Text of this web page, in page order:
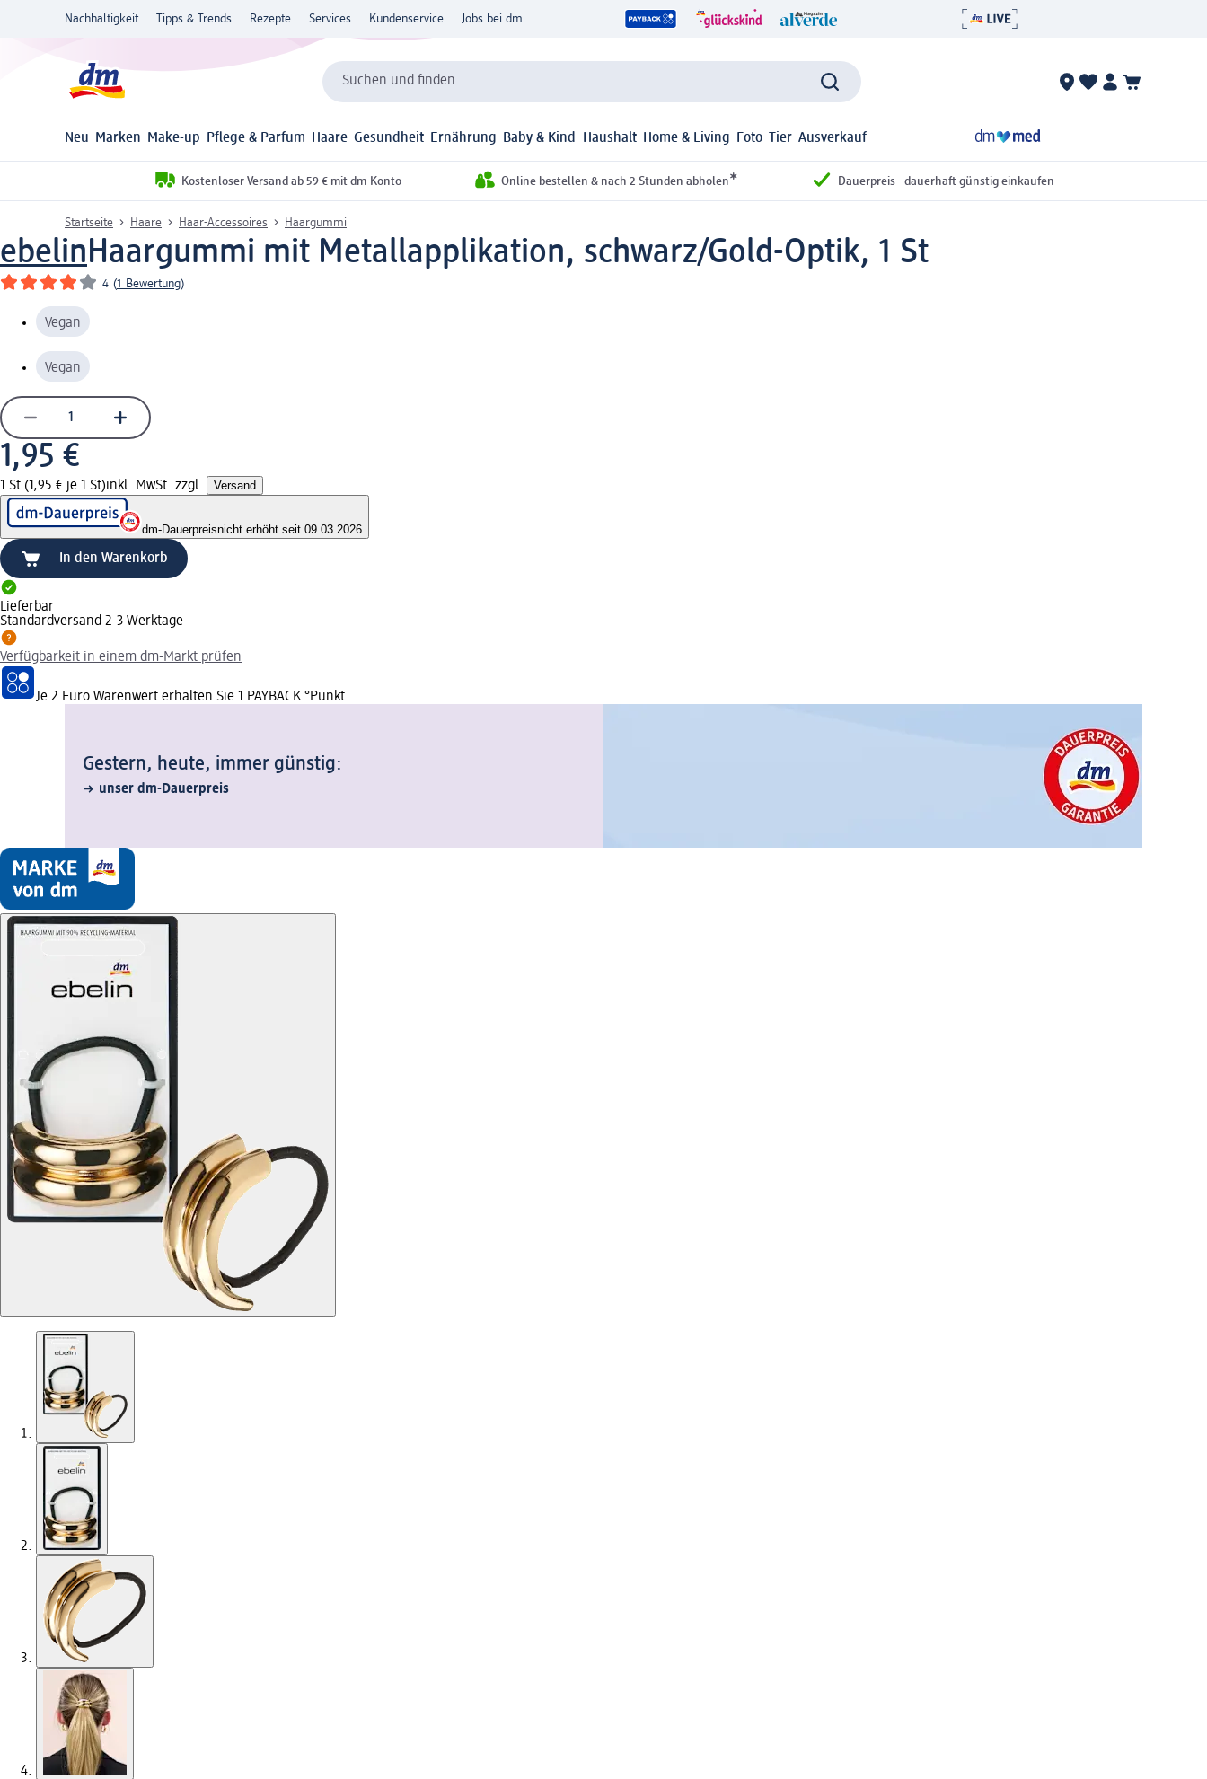
Nachhaltigkeit Tipps & Trends Rezepte Services Kundenservice Jobs bei dm
Suchen und finden
Neu Marken Make-up Pflege & Parfum Haare Gesundheit Ernährung Baby & Kind Haushalt Home & Living Foto Tier Ausverkauf
Kostenloser Versand ab 59 € mit dm-Konto Online bestellen & nach 2 Stunden abholen* Dauerpreis - dauerhaft günstig einkaufen
Startseite Haare Haar-Accessoires Haargummi
ebelinHaargummi mit Metallapplikation, schwarz/Gold-Optik, 1 St
4 (1 Bewertung)
Vegan
Vegan
1,95 €
1 St (1,95 € je 1 St)inkl. MwSt. zzgl. Versand
dm-Dauerpreisnicht erhöht seit 09.03.2026
In den Warenkorb
Lieferbar
Standardversand 2-3 Werktage
Verfügbarkeit in einem dm-Markt prüfen
Je 2 Euro Warenwert erhalten Sie 1 PAYBACK °Punkt
Gestern, heute, immer günstig:
unser dm-Dauerpreis